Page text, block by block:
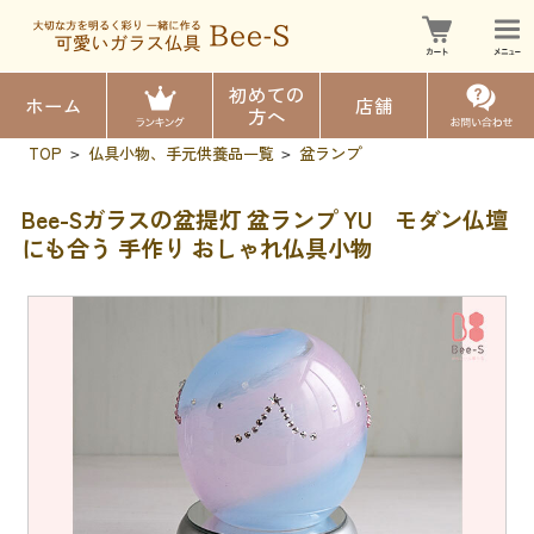
ホーム
初めての
方へ
店舗
TOP > 仏具小物、手元供養品一覧 > 盆ランプ
Bee-Sガラスの盆提灯 盆ランプ YU モダン仏壇
にも合う 手作り おしゃれ仏具小物